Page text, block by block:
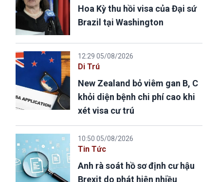
Hoa Kỳ thu hồi visa của Đại sứ
Brazil tại Washington
12:29 05/08/2026
Di Trú
New Zealand bỏ viêm gan B, C
khỏi diện bệnh chi phí cao khi
xét visa cư trú
10:50 05/08/2026
Tin Tức
Anh rà soát hồ sơ định cư hậu
Brexit do phát hiện nhiều